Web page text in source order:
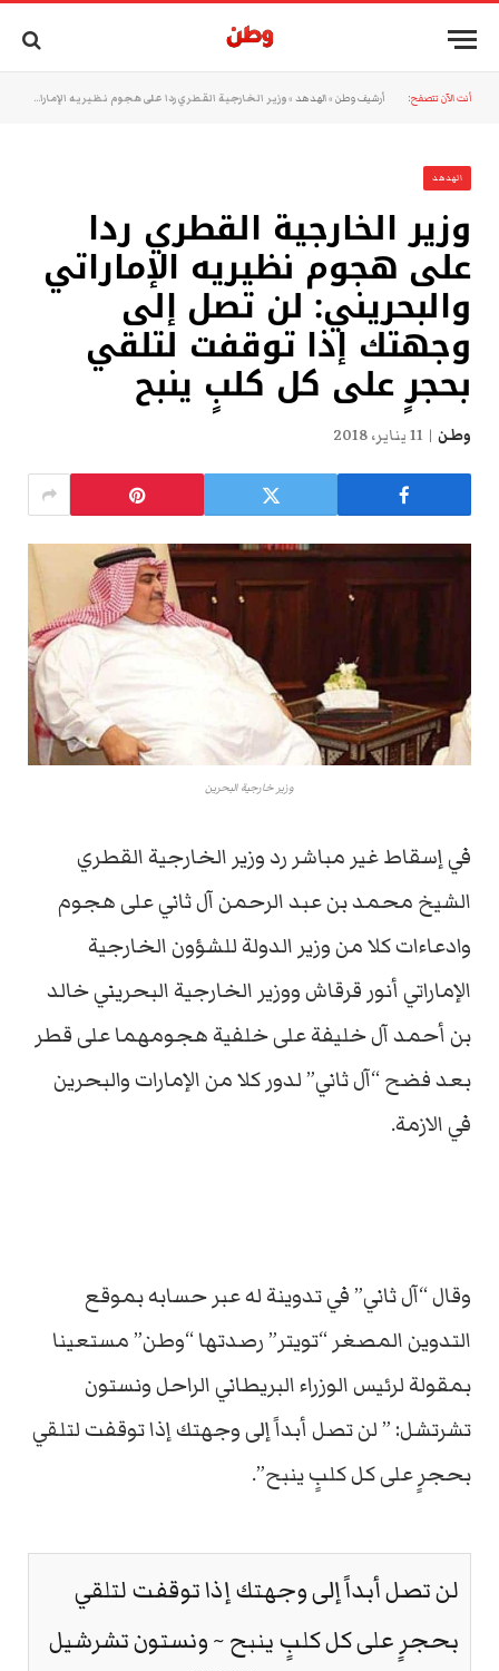
أنت الآن تتصفح: أرشيف وطن »الهدهد »وزير الخارجية القطري ردا على هجوم نظيريه الإماراتي والبحريني: لن تصل إلى وجهتك إذا توقفت لتلقي بحجرٍ على كل كلبٍ ينبح
الهدهد
وزير الخارجية القطري ردا
على هجوم نظيريه الإماراتي
والبحريني: لن تصل إلى
وجهتك إذا توقفت لتلقي
بحجرٍ على كل كلبٍ ينبح
وطن 11 يناير، 2018
وزير خارجية البحرين
في إسقاط غير مباشر رد وزير الخارجية القطري
الشيخ محمد بن عبد الرحمن آل ثاني على هجوم
وادعاءات كلا من وزير الدولة للشؤون الخارجية
الإماراتي أنور قرقاش ووزير الخارجية البحريني خالد
بن أحمد آل خليفة على خلفية هجومهما على قطر
بعد فضح “آل ثاني” لدور كلا من الإمارات والبحرين
في الازمة.
وقال “آل ثاني” في تدوينة له عبر حسابه بموقع
التدوين المصغر “تويتر” رصدتها “وطن” مستعينا
بمقولة لرئيس الوزراء البريطاني الراحل ونستون
تشرتشل: ” لن تصل أبداً إلى وجهتك إذا توقفت لتلقي
بحجرٍ على كل كلبٍ ينبح”.
لن تصل أبداً إلى وجهتك إذا توقفت لتلقي
بحجرٍ على كل كلبٍ ينبح ~ ونستون تشرشيل